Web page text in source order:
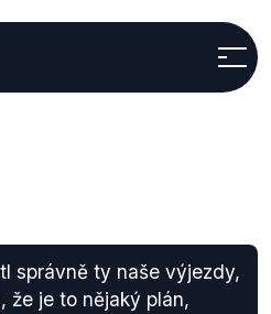
správně ty naše výjezdy,
že je to nějaký plán,